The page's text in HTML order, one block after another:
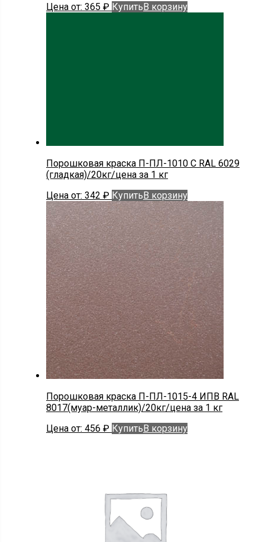
Цена от: 365 ₽ КупитьВ корзину
Порошковая краска П-ПЛ-1010 С RAL 6029
(гладкая)/20кг/цена за 1 кг
Цена от: 342 ₽ КупитьВ корзину
Порошковая краска П-ПЛ-1015-4 ИПВ RAL
8017(муар-металлик)/20кг/цена за 1 кг
Цена от: 456 ₽ КупитьВ корзину